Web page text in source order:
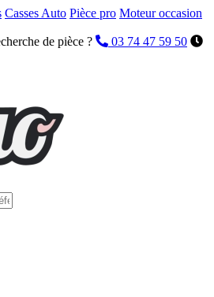
Casses Auto Pièce pro Moteur occasion
de pièce ?
03 74 47 59 50